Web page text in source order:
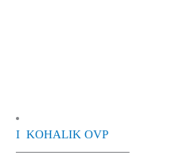
I KOHALIK OVP
—————————–